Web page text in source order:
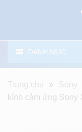
DANH MỤC
Trang chủ » Sony
kính cảm ứng Sony